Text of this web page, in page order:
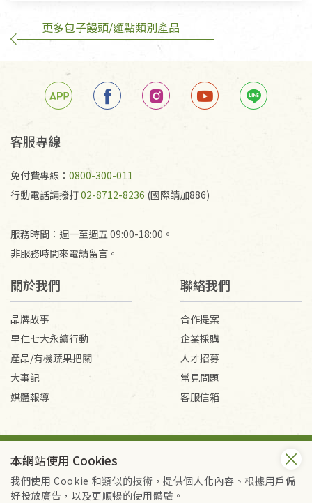
更多包子饅頭/麵點類別產品
客服專線
免付費專線： 0800-300-011
行動電話請撥打02-8712-8236 (國際請加886)
服務時間：週一至週五 09:00-18:00。
非服務時間來電請留言。
關於我們
品牌故事
里仁七大永續行動
產品/有機蔬果把關
大事記
媒體報導
聯絡我們
合作提案
企業採購
人才招募
常見問題
客服信箱
Copyright © 2026 里仁事業股份有限公司(統編：16301262) /
里仁網購股份有限公司(統編：25149752)
All Rights Reserved.
本網站使用 Cookies
我們使用 Cookie 和類似的技術，提供個人化內容、根據用戶偏
好投放廣告，以及更順暢的使用體驗。